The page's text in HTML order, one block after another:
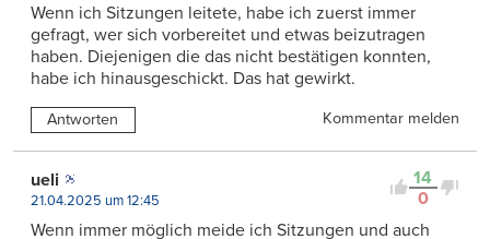
Wenn ich Sitzungen leitete, habe ich zuerst immer
gefragt, wer sich vorbereitet und etwas beizutragen
haben. Diejenigen die das nicht bestätigen konnten,
habe ich hinausgeschickt. Das hat gewirkt.
Antworten Kommentar melden
14
0
ueli
21.04.2025 um 12:45
Wenn immer möglich meide ich Sitzungen und auch